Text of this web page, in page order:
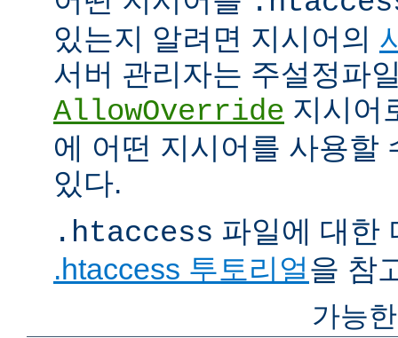
있는지 알려면 지시어의
서버 관리자는 주설정파
AllowOverride 지시어
에 어떤 지시어를 사용할
있다.
.htaccess 파일에 대한
.htaccess 투토리얼을 참
가능